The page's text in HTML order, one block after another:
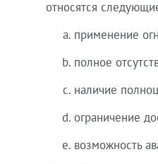
относятся
применение
полное
наличие
ограничение
возможность